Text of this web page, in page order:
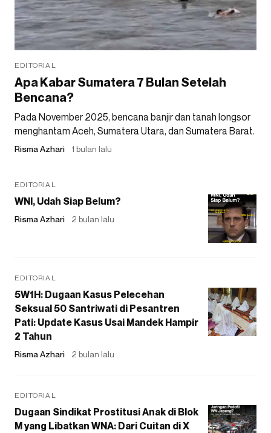
EDITORIAL
Apa Kabar Sumatera 7 Bulan Setelah
Bencana?
Pada November 2025, bencana banjir dan tanah longsor
menghantam Aceh, Sumatera Utara, dan Sumatera Barat.
Risma Azhari 1 bulan lalu
EDITORIAL
WNI, Udah Siap Belum?
Risma Azhari 2 bulan lalu
EDITORIAL
5W1H: Dugaan Kasus Pelecehan
Seksual 50 Santriwati di Pesantren
Pati: Update Kasus Usai Mandek Hampir
2 Tahun
Risma Azhari 2 bulan lalu
EDITORIAL
Dugaan Sindikat Prostitusi Anak di Blok
M yang Libatkan WNA: Dari Cuitan di X